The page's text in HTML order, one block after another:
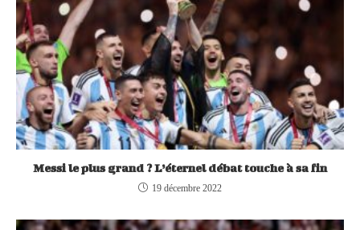
Messi le plus grand ? L’éternel débat touche à sa fin
19 décembre 2022